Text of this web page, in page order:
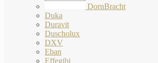
DornBracht
Duka
Duravit
Duscholux
DXV
Eban
Effegibi